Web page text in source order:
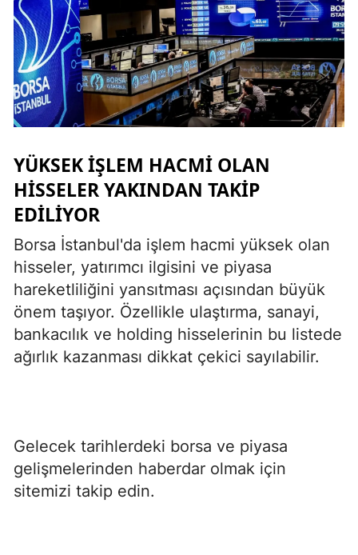
YÜKSEK İŞLEM HACMI OLAN
HISSELER YAKINDAN TAKIP
EDILIYOR
Borsa İstanbul'da işlem hacmi yüksek olan
hisseler, yatırımcı ilgisini ve piyasa
hareketliliğini yansıtması açısından büyük
önem taşıyor. Özellikle ulaştırma, sanayi,
bankacılık ve holding hisselerinin bu listede
ağırlık kazanması dikkat çekici sayılabilir.
Gelecek tarihlerdeki borsa ve piyasa
gelişmelerinden haberdar olmak için
sitemizi takip edin.